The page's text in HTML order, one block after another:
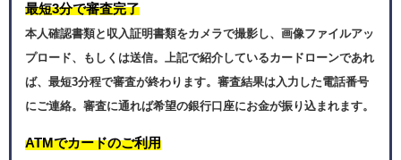
最短3分で審査完了
本人確認書類と収入証明書類をカメラで撮影し、画像ファイルアッ
プロード、もしくは送信。上記で紹介しているカードローンであれ
ば、最短3分程で審査が終わります。審査結果は入力した電話番号
にご連絡。審査に通れば希望の銀行口座にお金が振り込まれます。
ATMでカードのご利用